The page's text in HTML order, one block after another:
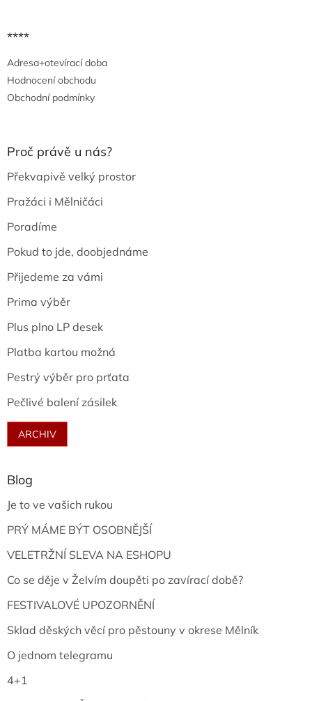
****
Adresa+otevírací doba
Hodnocení obchodu
Obchodní podmínky
Proč právě u nás?
Překvapivě velký prostor
Pražáci i Mělničáci
Poradíme
Pokud to jde, doobjednáme
Přijedeme za vámi
Prima výběr
Plus plno LP desek
Platba kartou možná
Pestrý výběr pro prťata
Pečlivé balení zásilek
ARCHIV
Blog
Je to ve vašich rukou
PRÝ MÁME BÝT OSOBNĚJŠÍ
VELETRŽNÍ SLEVA NA ESHOPU
Co se děje v Želvím doupěti po zavírací době?
FESTIVALOVÉ UPOZORNĚNÍ
Sklad děských věcí pro pěstouny v okrese Mělník
O jednom telegramu
4+1